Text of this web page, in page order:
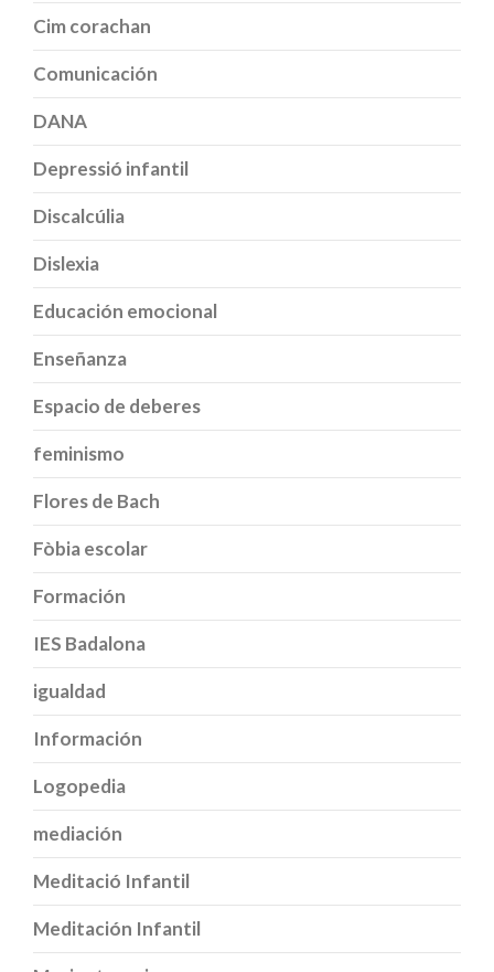
Cim corachan
Comunicación
DANA
Depressió infantil
Discalcúlia
Dislexia
Educación emocional
Enseñanza
Espacio de deberes
feminismo
Flores de Bach
Fòbia escolar
Formación
IES Badalona
igualdad
Información
Logopedia
mediación
Meditació Infantil
Meditación Infantil